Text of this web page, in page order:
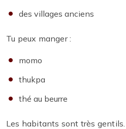
des villages anciens
Tu peux manger :
momo
thukpa
thé au beurre
Les habitants sont très